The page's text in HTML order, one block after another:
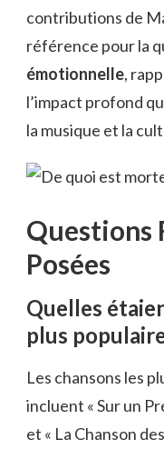
contributions de
référence pour la
émotionnelle,
l’impact profond
la musique et la
Questions
Posées
Quelles
plus
Les chansons les
incluent « Sur un
et « La Chanson